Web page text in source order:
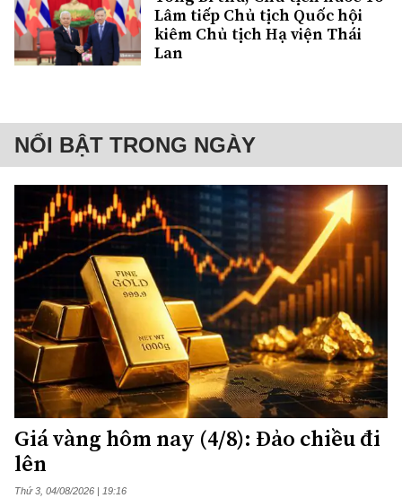
Lâm tiếp Chủ tịch Quốc hội
kiêm Chủ tịch Hạ viện Thái
Lan
NỔI BẬT TRONG NGÀY
Giá vàng hôm nay (4/8): Đảo chiều đi
lên
Thứ 3, 04/08/2026 | 19:16